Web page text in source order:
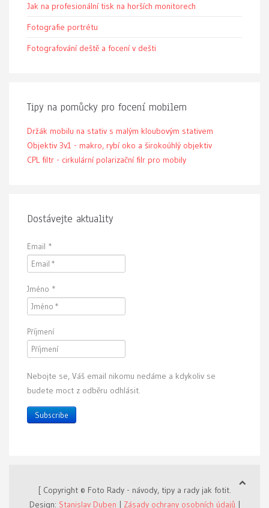
Jak na profesionální tisk na horších monitorech
Fotografie portrétu
Fotografování deště a focení v dešti
Tipy na pomůcky pro focení mobilem
Držák mobilu na stativ s malým kloubovým stativem
Objektiv 3v1 - makro, rybí oko a širokoúhlý objektiv
CPL filtr - cirkulární polarizační filr pro mobily
Dostávejte aktuality
Email *
Jméno *
Příjmení
Nebojte se, Váš email nikomu nedáme a kdykoliv se
budete moct z odběru odhlásit.
Subscribe
[ Copyright © Foto Rady - návody, tipy a rady jak fotit.
Design: Stanislav Duben Zásady ochrany osobních údajů|